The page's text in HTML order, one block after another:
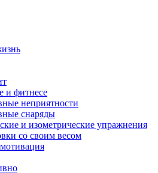
и фитнесе
неприятности
снаряды
и изометрические упражнения
со своим весом